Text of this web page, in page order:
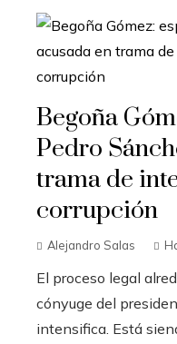
Begoña
Pedro
trama de
corrupción
Alejandro Salas
El proceso legal
cónyuge del
intensifica. Está